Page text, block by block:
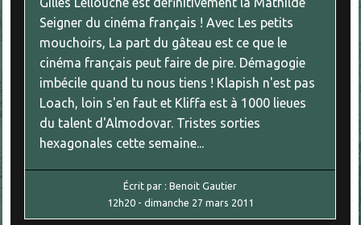
Seigner du cinéma français ! Avec Les petits
mouchoirs, La part du gâteau est ce que le
cinéma français peut faire de pire. Démagogie
imbécile quand tu nous tiens ! Klapish n'est pas
Loach, loin s'en faut et Kliffa est à 1000 lieues
du talent d'Almodovar. Tristes sorties
hexagonales cette semaine...
Écrit par :Benoit Gautier
12h20- dimanche 27 mars 2011